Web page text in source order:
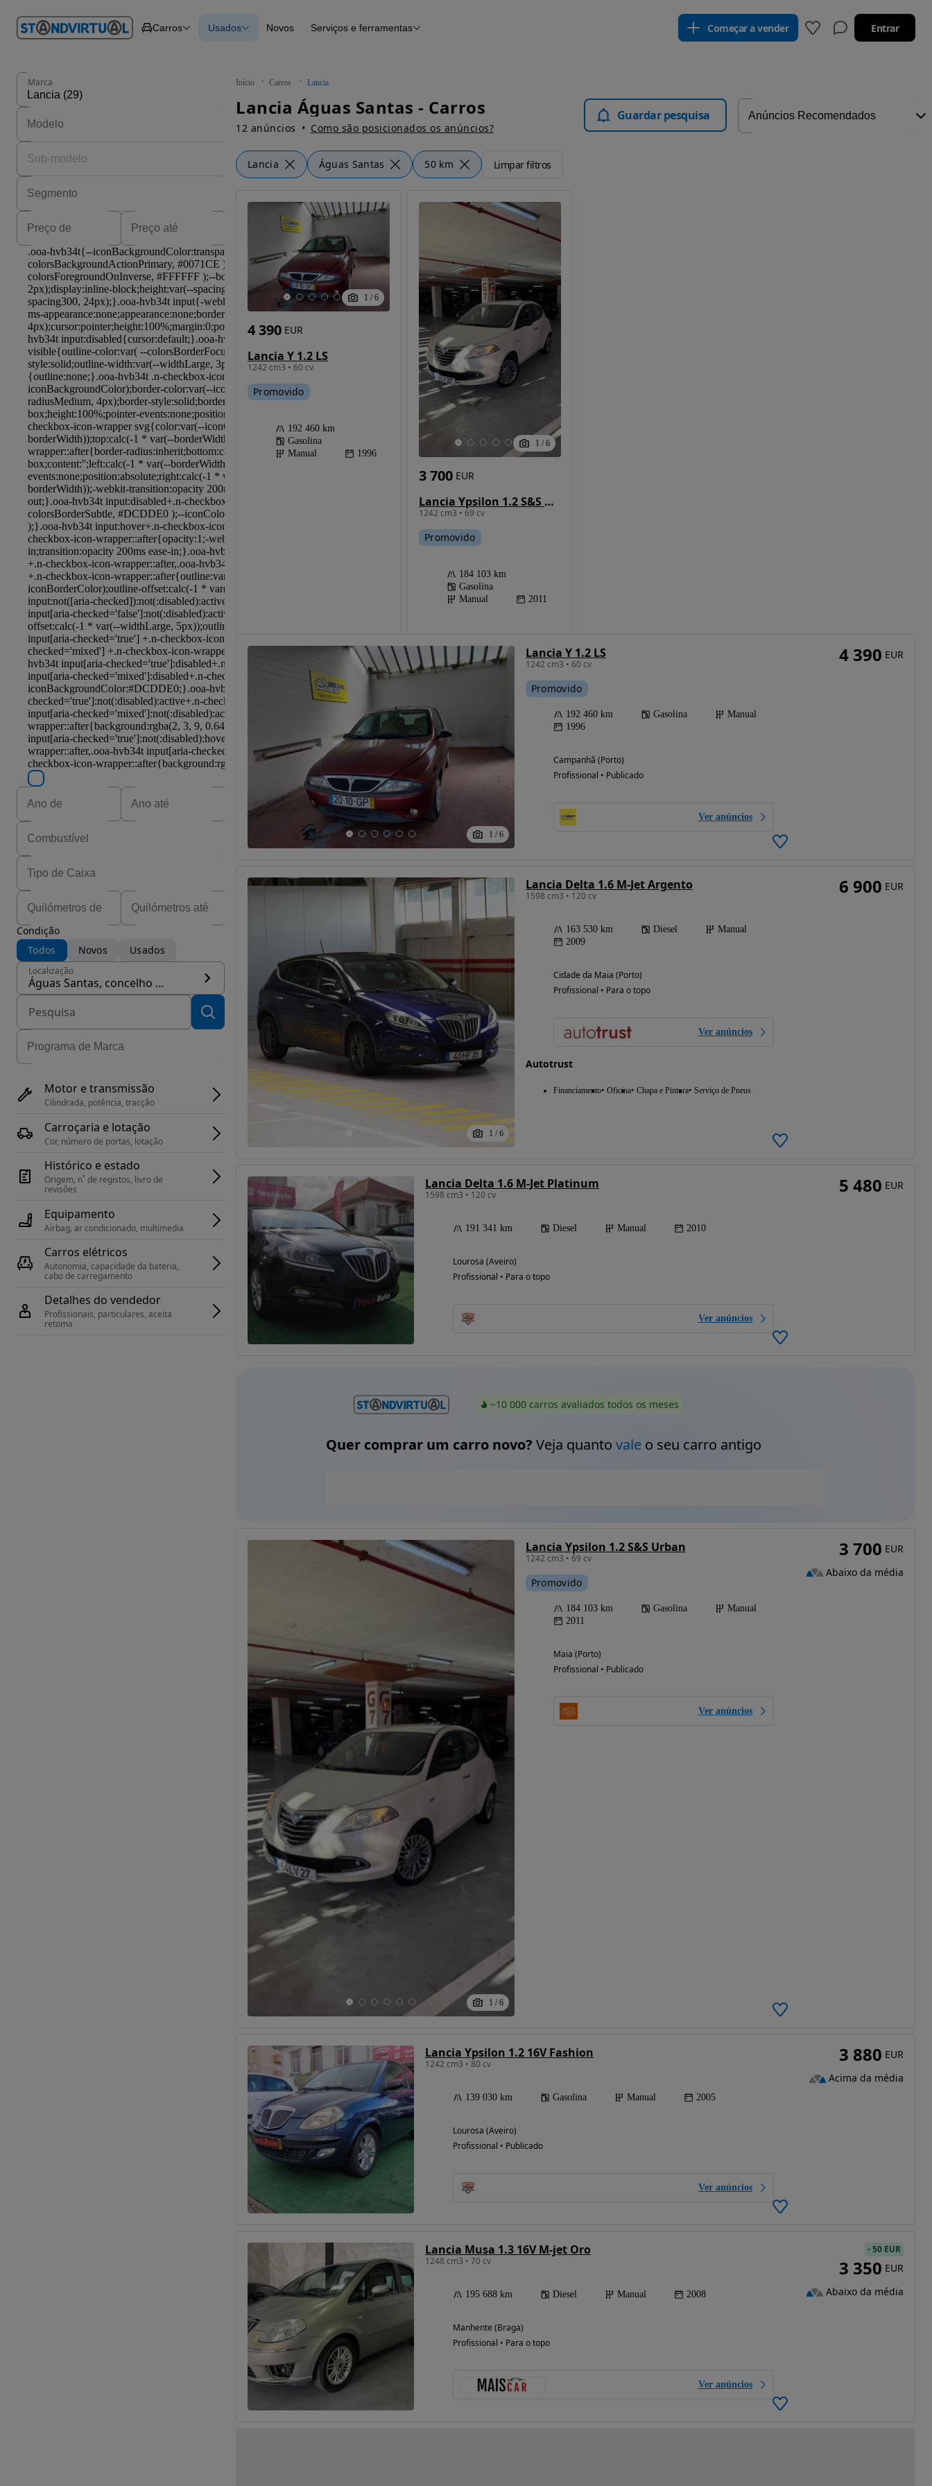
em
Carros Carros
Carros
Novos
Usados Novos Serviços e ferramentas Começar a vender Entrar
Início Carros Lancia
Lancia Águas Santas - Carros
12 anúncios Como são posicionados os anúncios?
Guardar pesquisa
Lancia Águas Santas 50 km Limpar filtros
Marca
Possibilidade de
Condição
Todos
Novos Usados
Localização
Águas Santas, concelho Maia
Motor e transmissão
Cilindrada, potência, tracção
Carroçaria e lotação
Cor, número de portas, lotação
Histórico e estado
Origem, n˚ de registos, livro de
revisões
Equipamento
Airbag, ar condicionado, multimedia
Carros elétricos
Autonomia, capacidade da bateria,
cabo de carregamento
Detalhes do vendedor
Profissionais, particulares, aceita
retoma
1 / 6
Lancia Y 1.2 LS
1242 cm3 • 60 cv
4 390 EUR
Promovido
192 460 km
Gasolina
Manual
1996
1 / 6
Lancia Ypsilon 1.2 S&S Urban
1242 cm3 • 69 cv
3 700 EUR
Promovido
184 103 km
Gasolina
Manual
2011
1 / 6
Lancia Y 1.2 LS
1242 cm3 • 60 cv
Promovido
192 460 km Gasolina
Manual
1996
Campanhã (Porto)
Profissional • Publicado
Ver anúncios
4 390 EUR
1 / 6
Lancia Delta 1.6 M-Jet Argento
1598 cm3 • 120 cv
163 530 km Diesel
Manual
2009
Cidade da Maia (Porto)
Profissional • Para o topo
Ver anúncios
Autotrust
Financiamento Oficina Chapa e Pintura Serviço de Pneus
6 900 EUR
Lancia Delta 1.6 M-Jet Platinum
1598 cm3 • 120 cv
191 341 km Diesel Manual 2010
Lourosa (Aveiro)
Profissional • Para o topo
Ver anúncios
5 480 EUR
~10 000 carros avaliados todos os meses
Quer comprar um carro novo? Veja quanto valeo seu carro antigo
1 / 6
Lancia Ypsilon 1.2 S&S Urban
1242 cm3 • 69 cv
Promovido
184 103 km Gasolina
Manual
2011
Maia (Porto)
Profissional • Publicado
Ver anúncios
3 700 EUR
Abaixo da média
Lancia Ypsilon 1.2 16V Fashion
1242 cm3 • 80 cv
139 030 km Gasolina Manual 2005
Lourosa (Aveiro)
Profissional • Publicado
Ver anúncios
3 880 EUR
Acima da média
Lancia Musa 1.3 16V M-jet Oro
1248 cm3 • 70 cv
195 688 km Diesel Manual 2008
Manhente (Braga)
Profissional • Para o topo
Ver anúncios
-50 EUR
3 350 EUR
Abaixo da média